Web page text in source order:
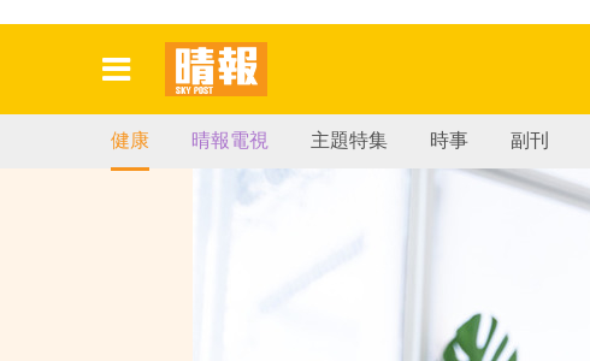
健康 晴報電視 主題特集 時事 副刊